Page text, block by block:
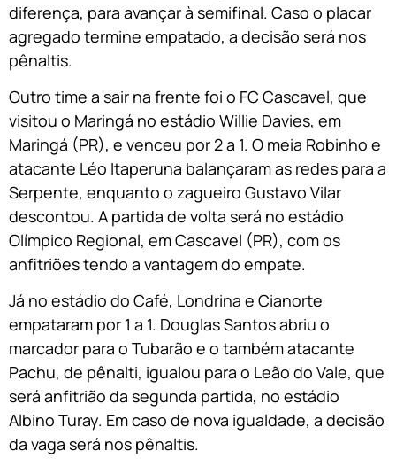
diferença, para avançar à semifinal. Caso o placar
agregado termine empatado, a decisão será nos
pênaltis.
Outro time a sair na frente foi o FC Cascavel, que
visitou o Maringá no estádio Willie Davies, em
Maringá (PR), e venceu por 2 a 1. O meia Robinho e
atacante Léo Itaperuna balançaram as redes para a
Serpente, enquanto o zagueiro Gustavo Vilar
descontou. A partida de volta será no estádio
Olímpico Regional, em Cascavel (PR), com os
anfitriões tendo a vantagem do empate.
Já no estádio do Café, Londrina e Cianorte
empataram por 1 a 1. Douglas Santos abriu o
marcador para o Tubarão e o também atacante
Pachu, de pênalti, igualou para o Leão do Vale, que
será anfitrião da segunda partida, no estádio
Albino Turay. Em caso de nova igualdade, a decisão
da vaga será nos pênaltis.